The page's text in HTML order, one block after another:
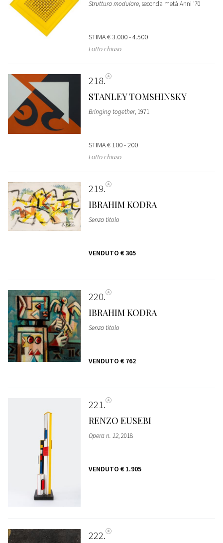
Struttura modulare, seconda metà Anni '70
STIMA€ 3.000 - 4.500
Lotto chiuso
218
STANLEY TOMSHINSKY
Bringing together, 1971
STIMA€ 100 - 200
Lotto chiuso
219
IBRAHIM KODRA
Senza titolo
VENDUTO € 305
220
IBRAHIM KODRA
Senza titolo
VENDUTO € 762
221
RENZO EUSEBI
Opera n. 12, 2018
VENDUTO € 1.905
222